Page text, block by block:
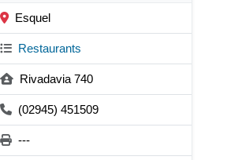
Esquel
Restaurants
Rivadavia 740
(02945) 451509
---